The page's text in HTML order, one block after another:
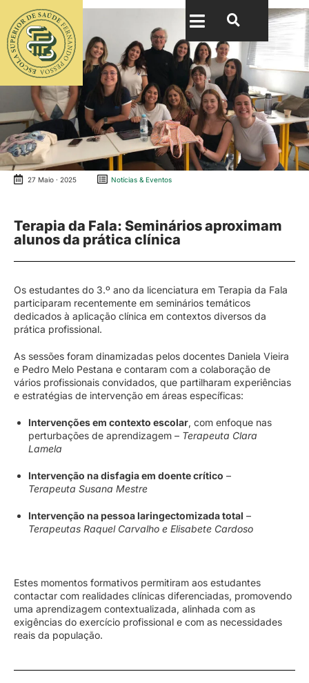
27 Maio · 2025 Notícias & Eventos
Terapia da Fala: Seminários aproximam
alunos da prática clínica
Os estudantes do 3.º ano da licenciatura em Terapia da Fala
participaram recentemente em seminários temáticos
dedicados à aplicação clínica em contextos diversos da
prática profissional.
As sessões foram dinamizadas pelos docentes Daniela Vieira
e Pedro Melo Pestana e contaram com a colaboração de
vários profissionais convidados, que partilharam experiências
e estratégias de intervenção em áreas específicas:
Intervenções em contexto escolar, com enfoque nas
perturbações de aprendizagem – Terapeuta Clara
Lamela
Intervenção na disfagia em doente crítico –
Terapeuta Susana Mestre
Intervenção na pessoa laringectomizada total –
Terapeutas Raquel Carvalho e Elisabete Cardoso
Estes momentos formativos permitiram aos estudantes
contactar com realidades clínicas diferenciadas, promovendo
uma aprendizagem contextualizada, alinhada com as
exigências do exercício profissional e com as necessidades
reais da população.